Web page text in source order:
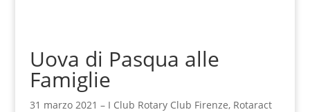
Uova di Pasqua alle
Famiglie
31 marzo 2021 – I Club Rotary Club Firenze, Rotaract